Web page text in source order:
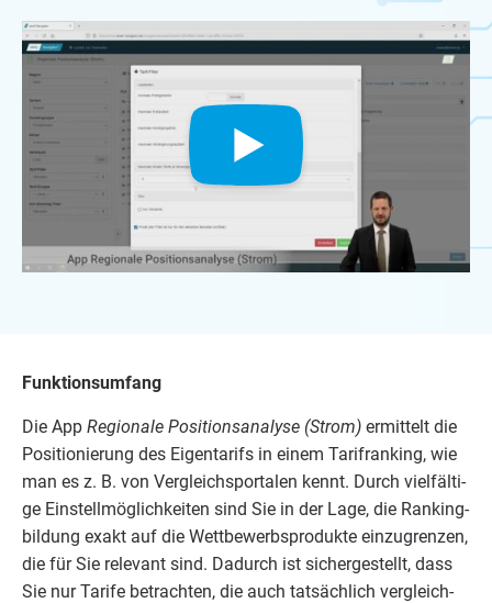
Funk­ti­ons­um­fang
Die App Regio­na­le Posi­ti­ons­ana­ly­se (Strom) ermit­telt die
Posi­tio­nie­rung des Eigen­ta­rifs in einem Tarifran­king, wie
man es z. B. von Ver­gleichs­por­ta­len kennt. Durch viel­fäl­ti­
ge Ein­stell­mög­lich­kei­ten sind Sie in der Lage, die Ran­king­
bil­dung exakt auf die Wett­be­werbs­pro­duk­te ein­zu­gren­zen,
die für Sie rele­vant sind. Dadurch ist sicher­ge­stellt, dass
Sie nur Tari­fe betrach­ten, die auch tat­säch­lich ver­gleich­